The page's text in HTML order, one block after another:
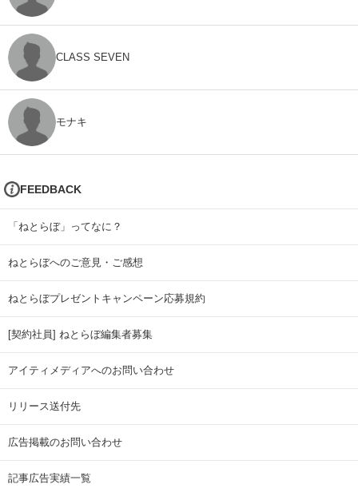
CLASS SEVEN
モナキ
FEEDBACK
「ねとらぼ」ってなに？
ねとらぼへのご意見・ご感想
ねとらぼプレゼントキャンペーン応募規約
[契約社員] ねとらぼ編集者募集
アイティメディアへのお問い合わせ
リリース送付先
広告掲載のお問い合わせ
記事広告実績一覧